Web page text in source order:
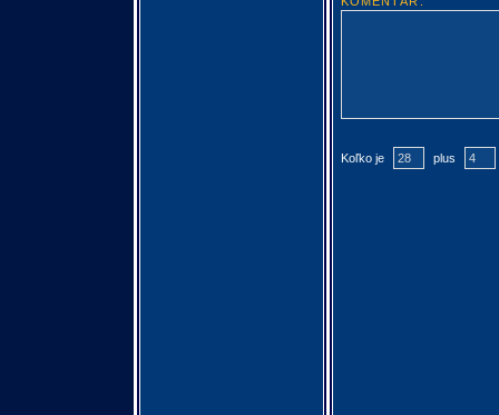
Koľko je plus